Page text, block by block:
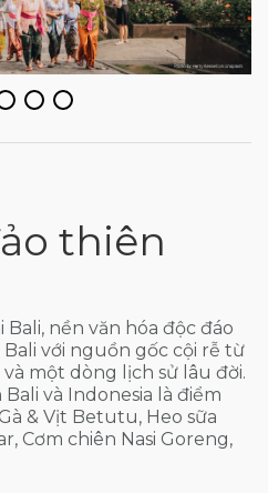
thiên
nền văn hóa độc đáo
Bali với nguồn gốc cội rễ từ
một dòng lịch sử lâu đời.
và Indonesia là điểm
& Vịt Betutu, Heo sữa
Cơm chiên Nasi Goreng,